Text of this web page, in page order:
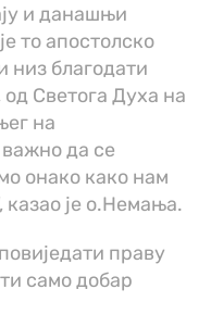
и данашњи
то апостолско
низ благодати
Светога Духа на
на
да се
онако како нам
казао је о.Немања.
праву
само добар